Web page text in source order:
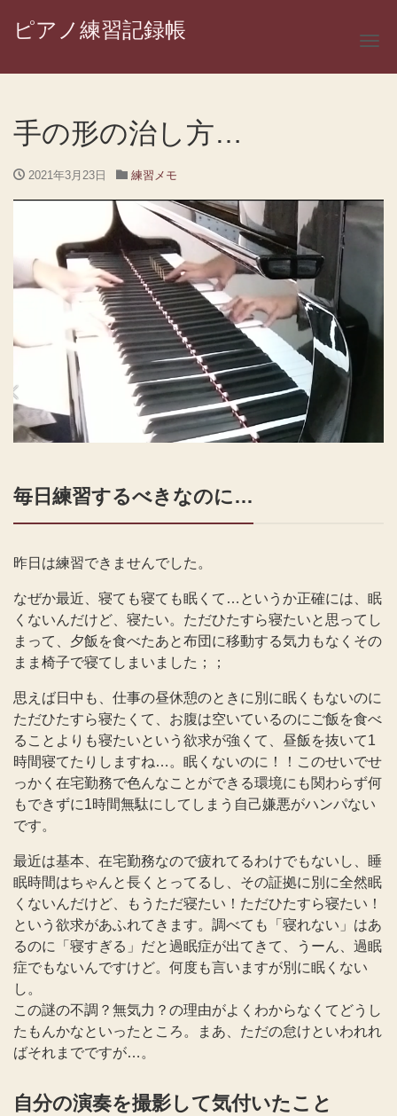
ピアノ練習記録帳
ナ
手の形の治し方…
2021年3月23日 練習メモ
毎日練習するべきなのに…
昨日は練習できませんでした。
なぜか最近、寝ても寝ても眠くて…というか正確には、眠
くないんだけど、寝たい。ただひたすら寝たいと思ってし
まって、夕飯を食べたあと布団に移動する気力もなくその
まま椅子で寝てしまいました；；
思えば日中も、仕事の昼休憩のときに別に眠くもないのに
ただひたすら寝たくて、お腹は空いているのにご飯を食べ
ることよりも寝たいという欲求が強くて、昼飯を抜いて1
時間寝てたりしますね…。眠くないのに！！このせいでせ
っかく在宅勤務で色んなことができる環境にも関わらず何
もできずに1時間無駄にしてしまう自己嫌悪がハンパない
です。
最近は基本、在宅勤務なので疲れてるわけでもないし、睡
眠時間はちゃんと長くとってるし、その証拠に別に全然眠
くないんだけど、もうただ寝たい！ただひたすら寝たい！
という欲求があふれてきます。調べても「寝れない」はあ
るのに「寝すぎる」だと過眠症が出てきて、うーん、過眠
症でもないんですけど。何度も言いますが別に眠くない
し。
この謎の不調？無気力？の理由がよくわからなくてどうし
たもんかなといったところ。まあ、ただの怠けといわれれ
ばそれまでですが…。
自分の演奏を撮影して気付いたこと